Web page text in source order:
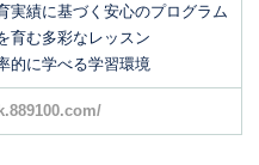
実績に基づく安心のプログラム
育む多彩なレッスン
的に学べる学習環境